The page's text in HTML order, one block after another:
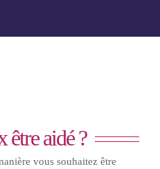
être aidé ?
vous souhaitez être